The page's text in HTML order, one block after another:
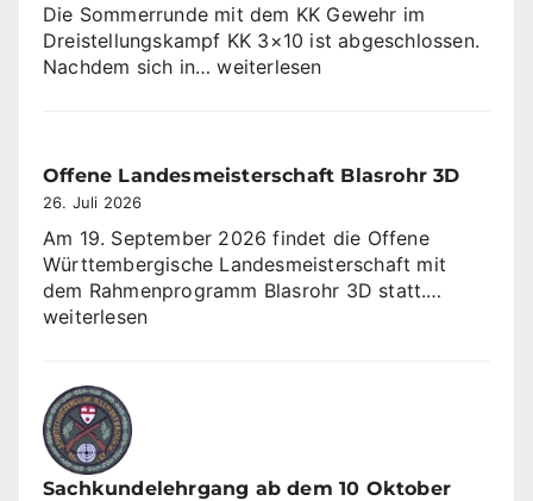
Die Sommerrunde mit dem KK Gewehr im
Dreistellungskampf KK 3×10 ist abgeschlossen.
Nachdem sich in…SV
KK
weiterlesen
Offene Landesmeisterschaft Blasrohr 3D
26. Juli 2026
Am 19. September 2026 findet die Offene
Württembergische Landesmeisterschaft mit
dem Rahmenprogramm Blasrohr 3D statt.…
weiterlesen
Sachkundelehrgang ab dem 10 Oktober